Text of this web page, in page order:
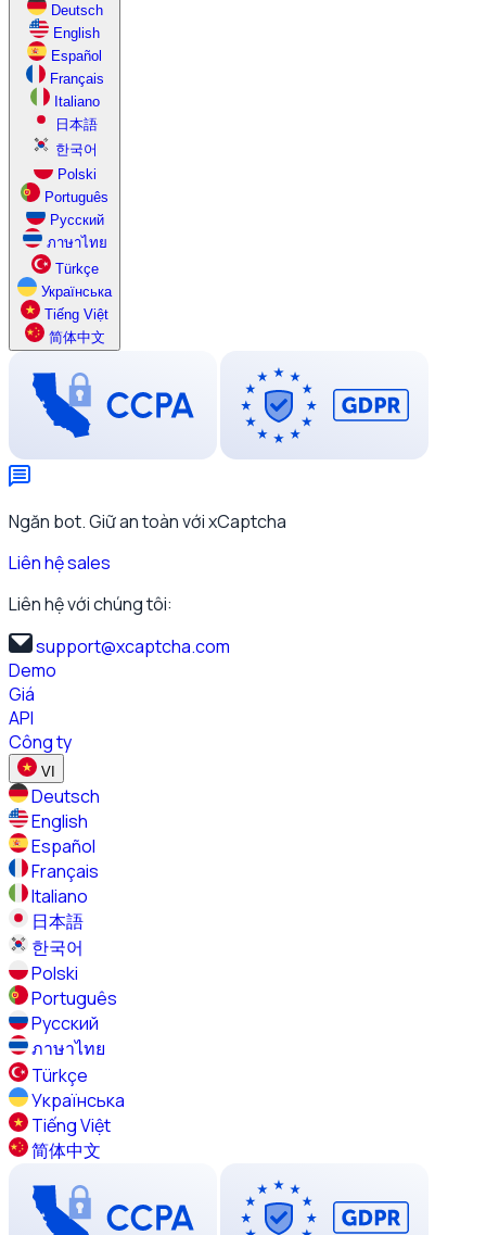
Deutsch
English
Español
Français
Italiano
日本語
한국어
Polski
Português
Русский
ภาษาไทย
Türkçe
Українська
Tiếng Việt
简体中文
Ngăn bot. Giữ an toàn với xCaptcha
Liên hệ sales
Liên hệ với chúng tôi:
support@xcaptcha.com
Demo
Giá
API
Công ty
VI
Deutsch
English
Español
Français
Italiano
日本語
한국어
Polski
Português
Русский
ภาษาไทย
Türkçe
Українська
Tiếng Việt
简体中文